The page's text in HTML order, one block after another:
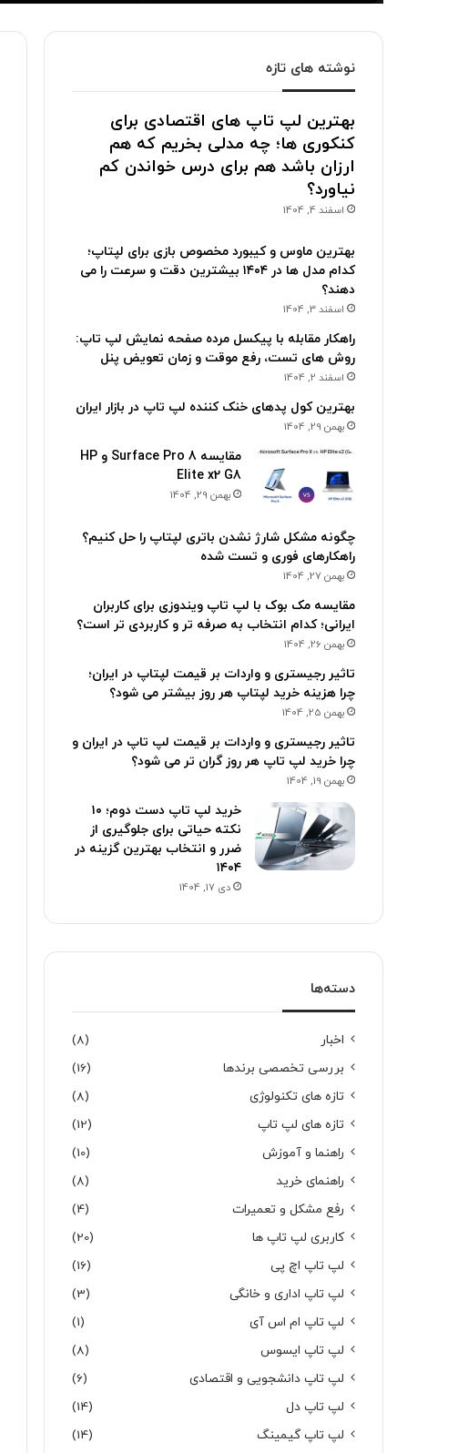
نوشته های تازه
بهترین لپ تاپ های اقتصادی برای
کنکوری ها؛ چه مدلی بخریم که هم
ارزان باشد هم برای درس خواندن کم
نیاورد؟
اسفند 4, 1404
بهترین ماوس و کیبورد مخصوص بازی برای لپتاپ؛
کدام مدل ها در ۱۴۰۴ بیشترین دقت و سرعت را می
دهند؟
اسفند 3, 1404
راهکار مقابله با پیکسل مرده صفحه نمایش لپ تاپ:
روش های تست، رفع موقت و زمان تعویض پنل
اسفند 2, 1404
بهترین کول پدهای خنک کننده لپ تاپ در بازار ایران
بهمن 29, 1404
مقایسه Surface Pro 8 و HP
Elite x2 G8
بهمن 29, 1404
چگونه مشکل شارژ نشدن باتری لپتاپ را حل کنیم؟
راهکارهای فوری و تست شده
بهمن 27, 1404
مقایسه مک بوک با لپ تاپ ویندوزی برای کاربران
ایرانی؛ کدام انتخاب به صرفه تر و کاربردی تر است؟
بهمن 26, 1404
تاثیر رجیستری و واردات بر قیمت لپتاپ در ایران؛
چرا هزینه خرید لپتاپ هر روز بیشتر می شود؟
بهمن 25, 1404
تاثیر رجیستری و واردات بر قیمت لپ تاپ در ایران و
چرا خرید لپ تاپ هر روز گران تر می شود؟
بهمن 19, 1404
خرید لپ تاپ دست دوم؛ ۱۰
نکته حیاتی برای جلوگیری از
ضرر و انتخاب بهترین گزینه در
۱۴۰۴
دی 17, 1404
دسته‌ها
اخبار
(8)
بررسی تخصصی برندها
(16)
تازه های تکنولوژی
(8)
تازه های لپ تاپ
(12)
راهنما و آموزش
(10)
راهنمای خرید
(8)
رفع مشکل و تعمیرات
(4)
کاربری لپ تاپ ها
(20)
لپ تاپ اچ پی
(16)
لپ تاپ اداری و خانگی
(3)
لپ تاپ ام اس آی
(1)
لپ تاپ ایسوس
(8)
لپ تاپ دانشجویی و اقتصادی
(6)
لپ تاپ دل
(14)
لپ تاپ گیمینگ
(14)